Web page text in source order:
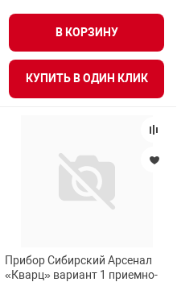
В КОРЗИНУ
КУПИТЬ В ОДИН КЛИК
Прибор Сибирский Арсенал
«Кварц» вариант 1 приемно-